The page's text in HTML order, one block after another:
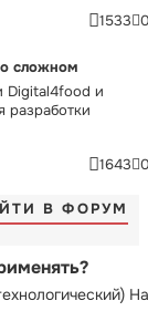
1533
сложном
Digital4food и
разработки
1643
В ФОРУМ
На